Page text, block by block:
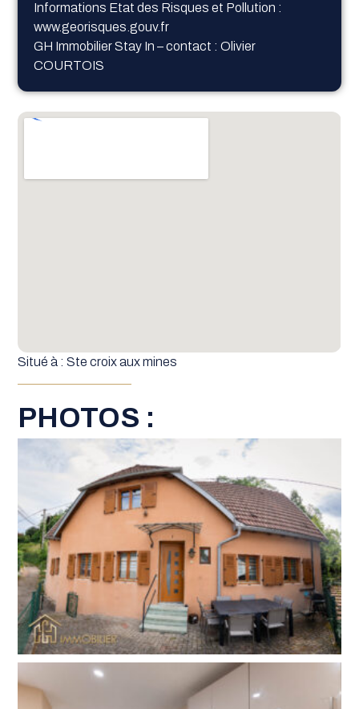
Informations Etat des Risques et Pollution :
www.georisques.gouv.fr
GH Immobilier Stay In – contact : Olivier
COURTOIS
Situé à : Ste croix aux mines
PHOTOS :